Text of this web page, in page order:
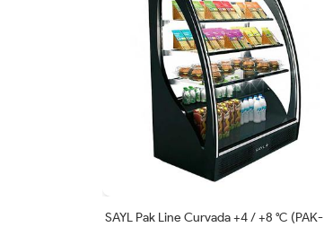
SAYL Pak Line Curvada +4 / +8 °C (PAK-